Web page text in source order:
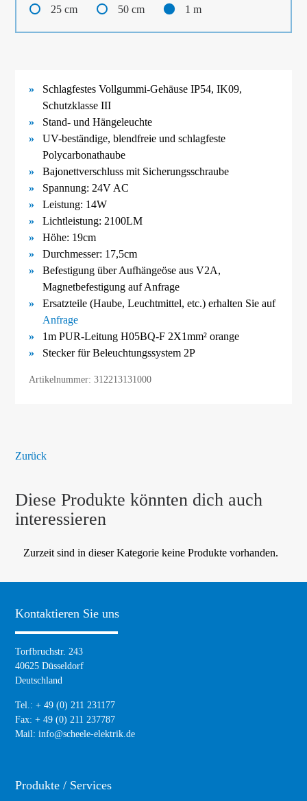
25 cm 50 cm 1 m
Schlagfestes Vollgummi-Gehäuse IP54, IK09,
Schutzklasse III
Stand- und Hängeleuchte
UV-beständige, blendfreie und schlagfeste
Polycarbonathaube
Bajonettverschluss mit Sicherungsschraube
Spannung: 24V AC
Leistung: 14W
Lichtleistung: 2100LM
Höhe: 19cm
Durchmesser: 17,5cm
Befestigung über Aufhängeöse aus V2A,
Magnetbefestigung auf Anfrage
Ersatzteile (Haube, Leuchtmittel, etc.) erhalten Sie auf
Anfrage
1m PUR-Leitung H05BQ-F 2X1mm² orange
Stecker für Beleuchtungssystem 2P
Artikelnummer: 312213131000
Zurück
Diese Produkte könnten dich auch
interessieren
Zurzeit sind in dieser Kategorie keine Produkte vorhanden.
Kontaktieren Sie uns
Torfbruchstr. 243
40625 Düsseldorf
Deutschland
Tel.: + 49 (0) 211 231177
Fax: + 49 (0) 211 237787
Mail:info@scheele-elektrik.de
Produkte / Services